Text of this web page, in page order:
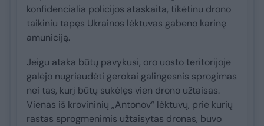
konfidencialia policijos ataskaita, tikėtinu drono
taikiniu tapęs Ukrainos lėktuvas gabeno karinę
amuniciją.
Jeigu ataka būtų pavykusi, oro uosto teritorijoje
galėjo nugriaudėti gerokai galingesnis sprogimas
nei tas, kurį būtų sukėlęs vien drono užtaisas.
Vienas iš krovininių „Antonov“ lėktuvų, prie kurių
rastas sprogmenimis užtaisytas dronas, buvo